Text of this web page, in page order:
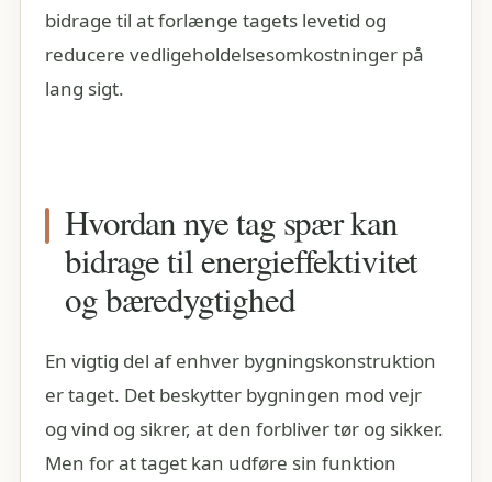
bidrage til at forlænge tagets levetid og
reducere vedligeholdelsesomkostninger på
lang sigt.
Hvordan nye tag spær kan
bidrage til energieffektivitet
og bæredygtighed
En vigtig del af enhver bygningskonstruktion
er taget. Det beskytter bygningen mod vejr
og vind og sikrer, at den forbliver tør og sikker.
Men for at taget kan udføre sin funktion